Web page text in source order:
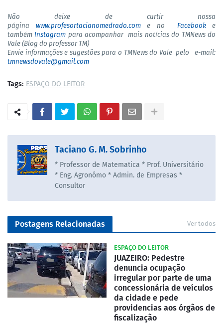
Não deixe de curtir nossa
página www.profesortacianomedrado.come no Facebooke
tambémInstagram para acompanhar mais notícias do TMNews do
Vale (Blog do professor TM)
Envie informações e sugestões para o TMNews do Vale pelo e-mail:
tmnewsdovale@gmail.com
Tags: ESPAÇO DO LEITOR
Taciano G. M. Sobrinho
* Professor de Matematica * Prof. Universitário
* Eng. Agronômo * Admin. de Empresas *
Consultor
Postagens Relacionadas Ver todos
ESPAÇO DO LEITOR
JUAZEIRO: Pedestre
denuncia ocupação
irregular por parte de uma
concessionária de veículos
da cidade e pede
providencias aos órgãos de
fiscalização